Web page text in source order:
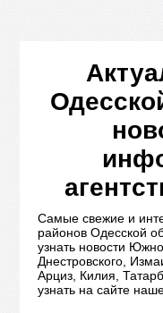
Самые свежие и
районов Одесской
узнать новости
Днестровского,
Арциз, Килия,
узнать на сайте